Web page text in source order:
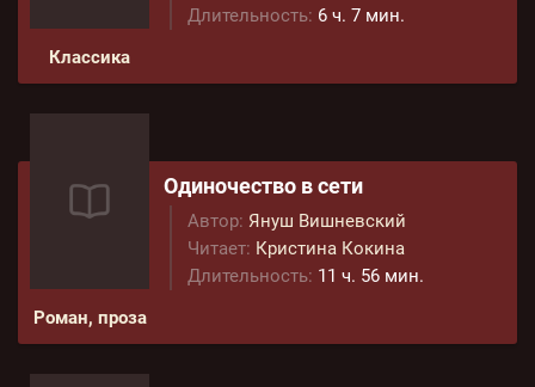
Классика
Длительность: 6 ч. 7 мин.
Роман, проза
Одиночество в сети
Автор: Януш Вишневский
Читает: Кристина Кокина
Длительность: 11 ч. 56 мин.